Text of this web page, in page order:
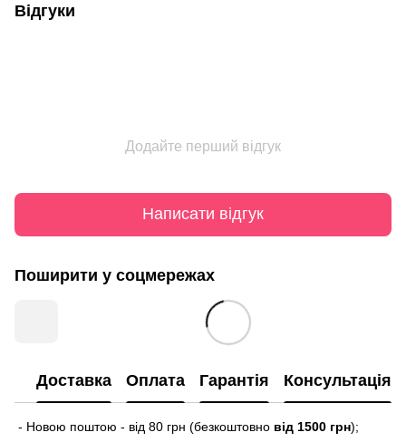
Відгуки
Додайте перший відгук
Написати відгук
Поширити у соцмережах
Доставка Оплата Гарантія Консультація
- Новою поштою - від 80 грн (безкоштовно від 1500 грн);